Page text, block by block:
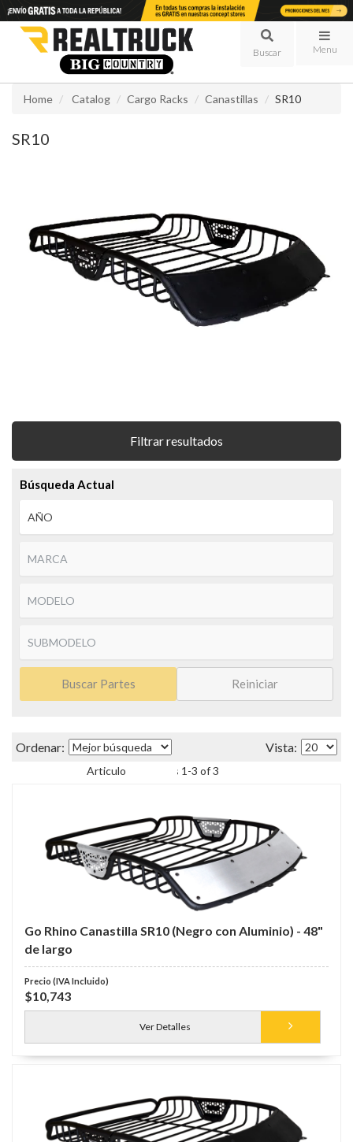
Menu
Home Catalog Cargo Racks Canastillas SR10
SR10
Filtrar resultados
Búsqueda Actual
Buscar Partes Reiniciar
Items 1 -3 of 3
Go Rhino Canastilla SR10 (Negro con Aluminio) - 48"
de largo
$10,743
Ver Detalles